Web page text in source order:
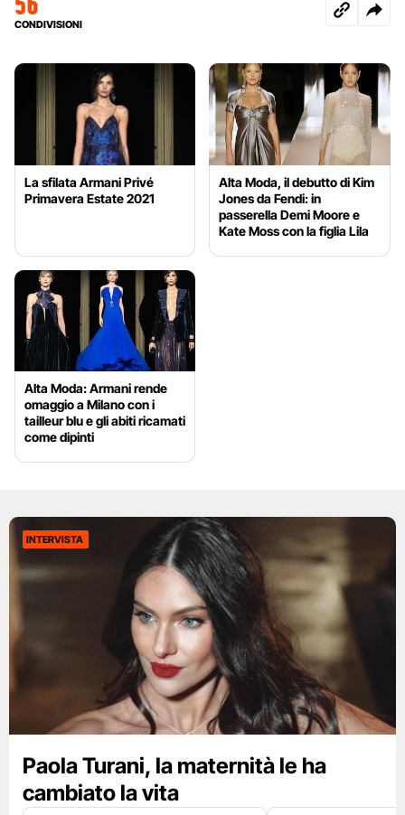
CONDIVISIONI
La sfilata Armani Privé
Primavera Estate 2021
Alta Moda, il debutto di Kim
Jones da Fendi: in
passerella Demi Moore e
Kate Moss con la figlia Lila
Alta Moda: Armani rende
omaggio a Milano con i
tailleur blu e gli abiti ricamati
come dipinti
INTERVISTA
Paola Turani, la maternità le ha
cambiato la vita